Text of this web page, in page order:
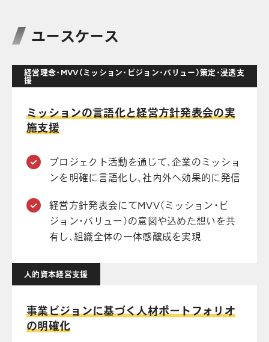
ユースケース
経営理念・MVV（ミッション・ビジョン・バリュー）策定・浸透支
援
ミッションの言語化と経営方針発表会の実
施支援
プロジェクト活動を通じて、企業のミッショ
ンを明確に言語化し、社内外へ効果的に発信
経営方針発表会にてMVV（ミッション・ビ
ジョン・バリュー）の意図や込めた想いを共
有し、組織全体の一体感醸成を実現
人的資本経営支援
事業ビジョンに基づく人材ポートフォリオ
の明確化